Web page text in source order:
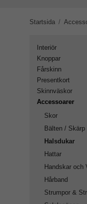
Startsida /
Interiör
Knoppar
Fårskinn
Presentkort
Skinnväskor
Accessoarer
Skor
Bälten / Skärp
Halsdukar
Hattar
Handskar och
Hårband
Strumpor &